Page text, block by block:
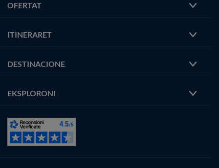
OFERTAT
ITINERARET
DESTINACIONE
EKSPLORONI